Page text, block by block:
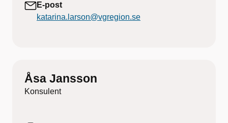
E-post
katarina.larson@vgregion.se
Åsa Jansson
Konsulent